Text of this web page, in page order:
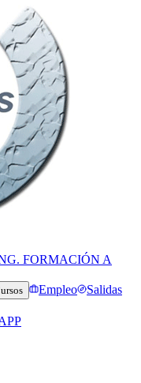
FORMACIÓN A
Empleo
Salidas